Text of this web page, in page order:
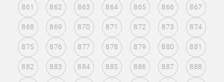
861 862 863 864 865 866 867
868 869 870 871 872 873 874
875 876 877 878 879 880 881
882 883 884 885 886 887 888